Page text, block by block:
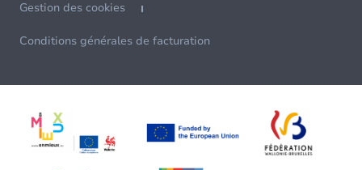
Gestion des cookies
Conditions générales de facturation